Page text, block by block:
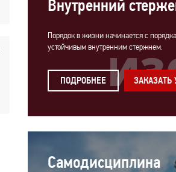
Внутренний
Порядок в жизни начинается с
устойчивым внутренним стержнем.
ПОДРОБНЕЕ ЗАКАЗАТЬ
Самодисциплина